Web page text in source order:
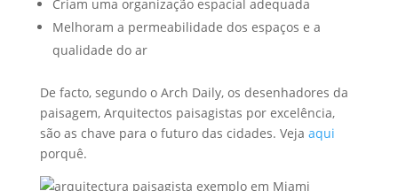
Criam uma organização espacial adequada
Melhoram a permeabilidade dos espaços e a
qualidade do ar
De facto, segundo o Arch Daily, os desenhadores da
paisagem, Arquitectos paisagistas por excelência,
são as chave para o futuro das cidades. Veja aqui
porquê.